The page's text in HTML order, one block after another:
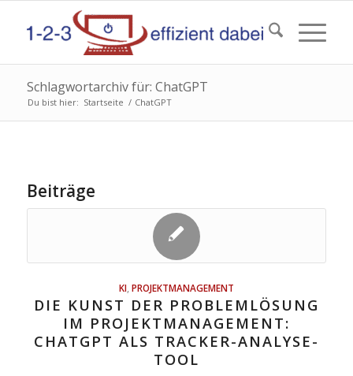
Schlagwortarchiv für: ChatGPT
Du bist hier: Startseite / ChatGPT
Beiträge
KI PROJEKTMANAGEMENT
DIE KUNST DER PROBLEMLÖSUNG
IM PROJEKTMANAGEMENT:
CHATGPT ALS TRACKER-ANALYSE-
TOOL